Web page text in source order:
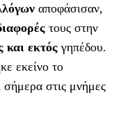
αποφάσισαν,
τους στην
και εκτός γηπέδου.
εκείνο το
σήμερα στις μνήμες